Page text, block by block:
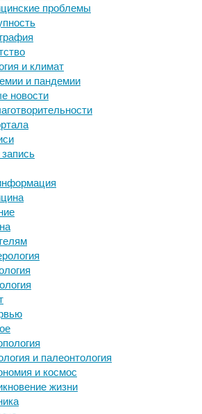
проблемы
и климат
и пандемии
новости
и палеонтология
и космос
жизни
биология
вирусы
дети